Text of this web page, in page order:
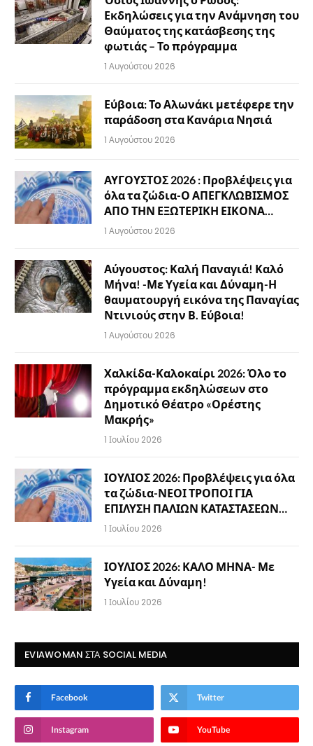
Εκδηλώσεις για την Ανάμνηση του
Θαύματος της κατάσβεσης της
φωτιάς – Το πρόγραμμα
1 Αυγούστου 2026
Εύβοια: Το Αλωνάκι μετέφερε την
παράδοση στα Κανάρια Νησιά
1 Αυγούστου 2026
ΑΥΓΟΥΣΤΟΣ 2026 : Προβλέψεις για
όλα τα ζώδια-Ο ΑΠΕΓΚΛΩΒΙΣΜΟΣ
ΑΠΟ ΤΗΝ ΕΞΩΤΕΡΙΚΗ ΕΙΚΟΝΑ…
1 Αυγούστου 2026
Αύγουστος: Καλή Παναγιά! Καλό
Μήνα! -Με Υγεία και Δύναμη-Η
θαυματουργή εικόνα της Παναγίας
Ντινιούς στην Β. Εύβοια!
1 Αυγούστου 2026
Χαλκίδα-Καλοκαίρι 2026: Όλο το
πρόγραμμα εκδηλώσεων στο
Δημοτικό Θέατρο «Ορέστης
Μακρής»
1 Ιουλίου 2026
ΙΟΥΛΙΟΣ 2026: Προβλέψεις για όλα
τα ζώδια-ΝΕΟΙ ΤΡΟΠΟΙ ΓΙΑ
ΕΠΙΛΥΣΗ ΠΑΛΙΩΝ ΚΑΤΑΣΤΑΣΕΩΝ…
1 Ιουλίου 2026
ΙΟΥΛΙΟΣ 2026: ΚΑΛΟ ΜΗΝΑ- Με
Υγεία και Δύναμη!
1 Ιουλίου 2026
EVIAWOMAN ΣΤΑ SOCIAL MEDIA
Facebook Twitter
Instagram YouTube